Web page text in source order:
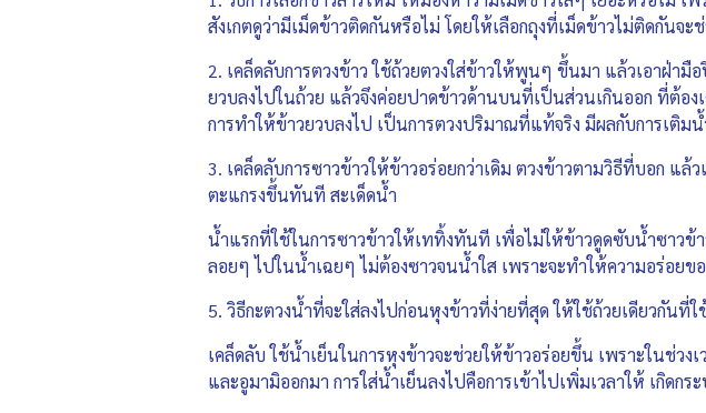
สังเกตดูว่ามีเม็ดข้าวติดกันหรือไม่ โดยให้เลือกถุงที่เม็ดข้าวไม่ติดกันจะ
2. เคล็ดลับการตวงข้าว ใช้ถ้วยตวงใส่ข้าวให้พูนๆ ขึ้นมา แล้วเอาฝ่ามื
ยวบลงไปในถ้วย แล้วจึงค่อยปาดข้าวด้านบนที่เป็นส่วนเกินออก ที่ต้อ
การทำให้ข้าวยวบลงไป เป็นการตวงปริมาณที่แท้จริง มีผลกับการเติ
3. เคล็ดลับการซาวข้าวให้ข้าวอร่อยกว่าเดิม ตวงข้าวตามวิธีที่บอก แ
ตะแกรงขึ้นทันที สะเด็ดน้ำ
น้ำแรกที่ใช้ในการซาวข้าวให้เททิ้งทันที เพื่อไม่ให้ข้าวดูดซับน้ำซาวข้
ลอยๆ ไปในน้ำเฉยๆ ไม่ต้องซาวจนน้ำใส เพราะจะทำให้ความอร่อยข
5. วิธีกะตวงน้ำที่จะใส่ลงไปก่อนหุงข้าวที่ง่ายที่สุด ให้ใช้ถ้วยเดียวกันที่
เคล็ดลับ ใช้น้ำเย็นในการหุงข้าวจะช่วยให้ข้าวอร่อยขึ้น เพราะในช่ว
และอูมามิออกมา การใส่น้ำเย็นลงไปคือการเข้าไปเพิ่มเวลาให้ เกิดก